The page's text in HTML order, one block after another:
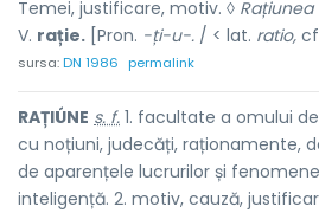
Temei, justificare, motiv. ◊ Rațiunea
V. rație. [Pron. -ți-u-. / < lat. ratio,
sursa:DN 1986 permalink
RAȚIÚNE s. f. 1. facultate a omului
cu noțiuni, judecăți, raționamente,
de aparențele lucrurilor și
inteligență. 2. motiv, cauză,